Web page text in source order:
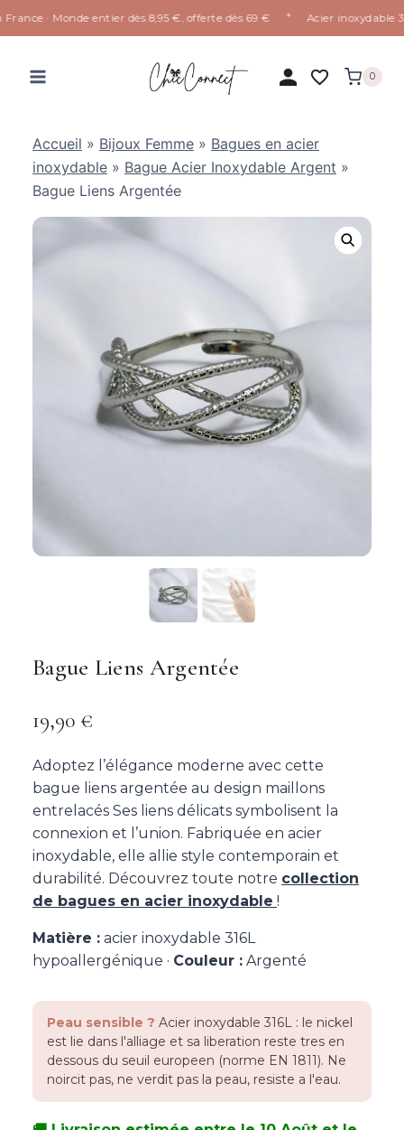
· Monde entier dès 8,95 €, offerte dès 69 € Acier inoxydable
0
Accueil » Bijoux Femme » Bagues en acier
inoxydable » Bague Acier Inoxydable Argent »
Bague Liens Argentée
Bague Liens Argentée
19,90 €
Adoptez l’élégance moderne avec cette
bague liens argentée au design maillons
entrelacés Ses liens délicats symbolisent la
connexion et l’union. Fabriquée en acier
inoxydable, elle allie style contemporain et
durabilité. Découvrez toute notre collection
de bagues en acier inoxydable !
Matière : acier inoxydable 316L
hypoallergénique · Couleur : Argenté
Peau sensible ? Acier inoxydable 316L : le nickel
est lie dans l'alliage et sa liberation reste tres en
dessous du seuil europeen (norme EN 1811). Ne
noircit pas, ne verdit pas la peau, resiste a l'eau.